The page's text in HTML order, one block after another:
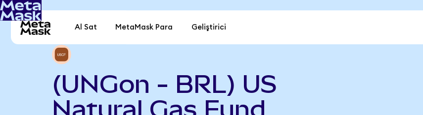
Al Sat MetaMask Para Geliştirici
(UNGon - BRL) US
Natural Gas Fund